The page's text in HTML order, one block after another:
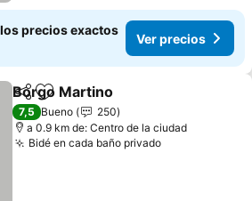
precios exactos
Ver precios
CompartirAgregar a favoritos
Borgo Martino
7,5 Bueno
250
a 0.9 km de: Centro de la ciudad
Bidé en cada baño privadoVer precios